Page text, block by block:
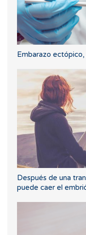
Embarazo
Después de una
puede caer el